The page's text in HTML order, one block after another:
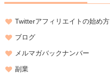
Twitterアフィリエイトの始め方
ブログ
メルマガバックナンバー
副業